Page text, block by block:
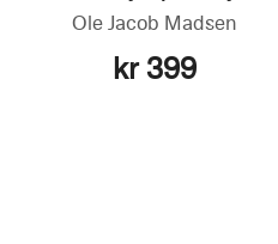
Ole Jacob Madsen
kr 399